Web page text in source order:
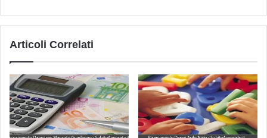
Articoli Correlati